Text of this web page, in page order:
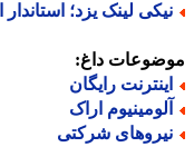
لینک یزد؛ استاندار
داغ:
رایگان
اراک
شرکتی